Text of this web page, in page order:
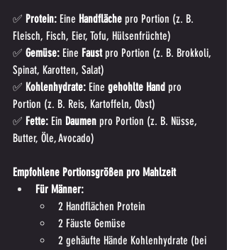
✅ Protein: Eine Handfläche pro Portion (z. B.
Fleisch, Fisch, Eier, Tofu, Hülsenfrüchte)
✅ Gemüse: Eine Faust pro Portion (z. B. Brokkoli,
Spinat, Karotten, Salat)
✅ Kohlenhydrate: Eine gehohlte Hand pro
Portion (z. B. Reis, Kartoffeln, Obst)
✅ Fette: Ein Daumen pro Portion (z. B. Nüsse,
Butter, Öle, Avocado)
Empfohlene Portionsgrößen pro Mahlzeit
Für Männer:
2 Handflächen Protein
2 Fäuste Gemüse
2 gehäufte Hände Kohlenhydrate (bei